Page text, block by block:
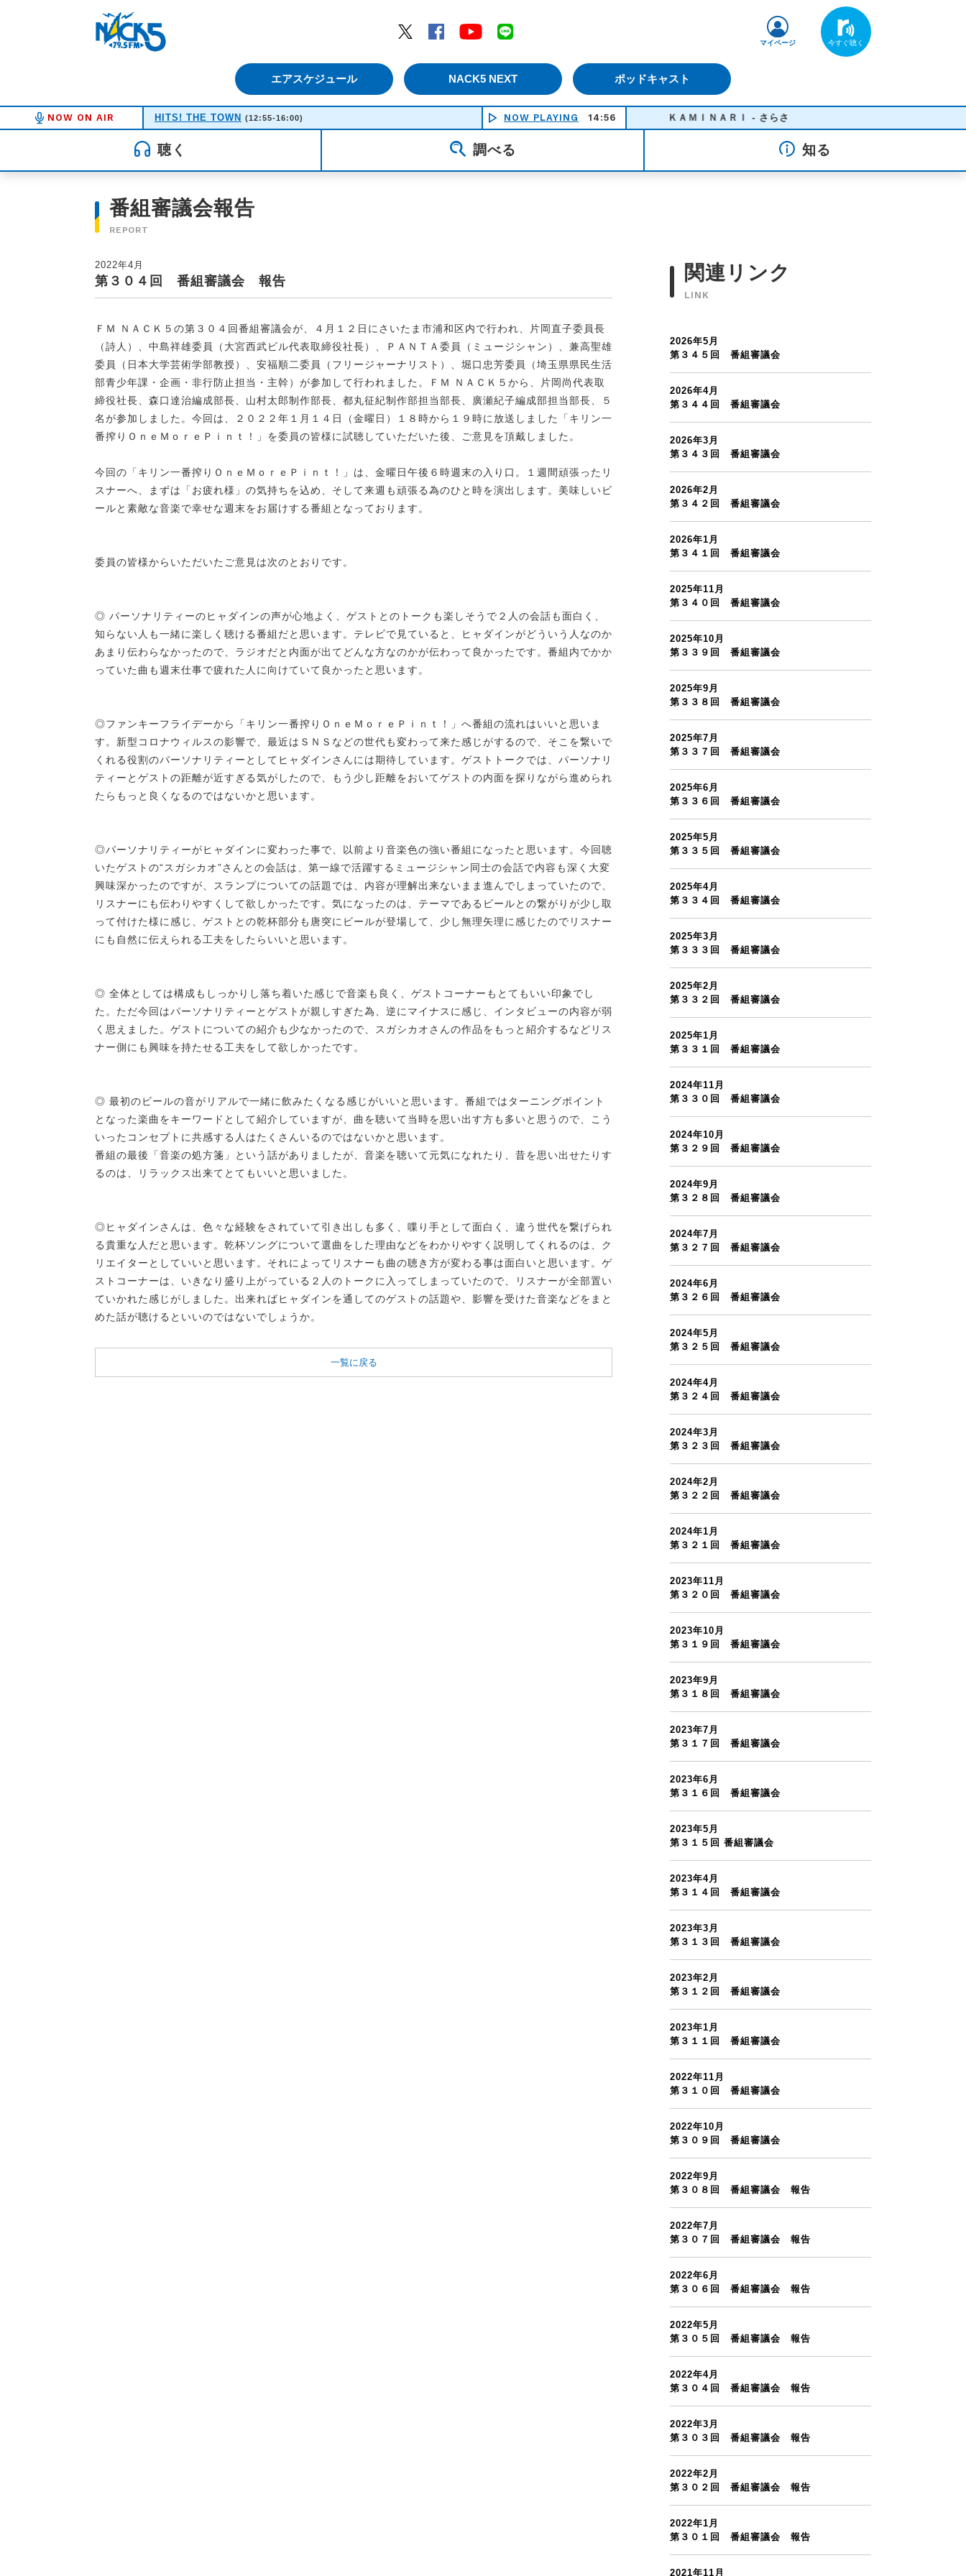
Twitter
Facebook YouTube
エアスケジュール NACK5 NEXT ポッドキャスト
マイページ
NOW ON AIR HITS! THE TOWN (12:55-16:00) NOW PLAYING 14:56 ＫＡＭＩＮＡＲＩ - さらさ
聴く 調べる 知る
番組審議会報告
REPORT
2022年4月
第３０４回 番組審議会 報告
ＦＭ ＮＡＣＫ５の第３０４回番組審議会が、４月１２日にさいたま市浦和区内で行われ、片岡直子委員長
（詩人）、中島祥雄委員（大宮西武ビル代表取締役社長）、ＰＡＮＴＡ委員（ミュージシャン）、兼高聖雄
委員（日本大学芸術学部教授）、安福順二委員（フリージャーナリスト）、堀口忠芳委員（埼玉県県民生活
部青少年課・企画・非行防止担当・主幹）が参加して行われました。ＦＭ ＮＡＣＫ５から、片岡尚代表取
締役社長、森口達治編成部長、山村太郎制作部長、都丸征紀制作部担当部長、廣瀬紀子編成部担当部長、５
名が参加しました。今回は、２０２２年１月１４日（金曜日）１８時から１９時に放送しました「キリン一
番搾りＯｎｅＭｏｒｅＰｉｎｔ！」を委員の皆様に試聴していただいた後、ご意見を頂戴しました。
今回の「キリン一番搾りＯｎｅＭｏｒｅＰｉｎｔ！」は、金曜日午後６時週末の入り口。１週間頑張ったリ
スナーへ、まずは「お疲れ様」の気持ちを込め、そして来週も頑張る為のひと時を演出します。美味しいビ
ールと素敵な音楽で幸せな週末をお届けする番組となっております。
委員の皆様からいただいたご意見は次のとおりです。
◎ パーソナリティーのヒャダインの声が心地よく、ゲストとのトークも楽しそうで２人の会話も面白く、
知らない人も一緒に楽しく聴ける番組だと思います。テレビで見ていると、ヒャダインがどういう人なのか
あまり伝わらなかったので、ラジオだと内面が出てどんな方なのかが伝わって良かったです。番組内でかか
っていた曲も週末仕事で疲れた人に向けていて良かったと思います。
◎ファンキーフライデーから「キリン一番搾りＯｎｅＭｏｒｅＰｉｎｔ！」へ番組の流れはいいと思いま
す。新型コロナウィルスの影響で、最近はＳＮＳなどの世代も変わって来た感じがするので、そこを繋いで
くれる役割のパーソナリティーとしてヒャダインさんには期待しています。ゲストトークでは、パーソナリ
ティーとゲストの距離が近すぎる気がしたので、もう少し距離をおいてゲストの内面を探りながら進められ
たらもっと良くなるのではないかと思います。
◎パーソナリティーがヒャダインに変わった事で、以前より音楽色の強い番組になったと思います。今回聴
いたゲストの“スガシカオ”さんとの会話は、第一線で活躍するミュージシャン同士の会話で内容も深く大変
興味深かったのですが、スランプについての話題では、内容が理解出来ないまま進んでしまっていたので、
リスナーにも伝わりやすくして欲しかったです。気になったのは、テーマであるビールとの繋がりが少し取
って付けた様に感じ、ゲストとの乾杯部分も唐突にビールが登場して、少し無理矢理に感じたのでリスナー
にも自然に伝えられる工夫をしたらいいと思います。
◎ 全体としては構成もしっかりし落ち着いた感じで音楽も良く、ゲストコーナーもとてもいい印象でし
た。ただ今回はパーソナリティーとゲストが親しすぎた為、逆にマイナスに感じ、インタビューの内容が弱
く思えました。ゲストについての紹介も少なかったので、スガシカオさんの作品をもっと紹介するなどリス
ナー側にも興味を持たせる工夫をして欲しかったです。
◎ 最初のビールの音がリアルで一緒に飲みたくなる感じがいいと思います。番組ではターニングポイント
となった楽曲をキーワードとして紹介していますが、曲を聴いて当時を思い出す方も多いと思うので、こう
いったコンセプトに共感する人はたくさんいるのではないかと思います。
番組の最後「音楽の処方箋」という話がありましたが、音楽を聴いて元気になれたり、昔を思い出せたりす
るのは、リラックス出来てとてもいいと思いました。
◎ヒャダインさんは、色々な経験をされていて引き出しも多く、喋り手として面白く、違う世代を繋げられ
る貴重な人だと思います。乾杯ソングについて選曲をした理由などをわかりやすく説明してくれるのは、ク
リエイターとしていいと思います。それによってリスナーも曲の聴き方が変わる事は面白いと思います。ゲ
ストコーナーは、いきなり盛り上がっている２人のトークに入ってしまっていたので、リスナーが全部置い
ていかれた感じがしました。出来ればヒャダインを通してのゲストの話題や、影響を受けた音楽などをまと
めた話が聴けるといいのではないでしょうか。
一覧に戻る
関連リンク
LINK
2026年5月
第３４５回 番組審議会
2026年4月
第３４４回 番組審議会
2026年3月
第３４３回 番組審議会
2026年2月
第３４２回 番組審議会
2026年1月
第３４１回 番組審議会
2025年11月
第３４０回 番組審議会
2025年10月
第３３９回 番組審議会
2025年9月
第３３８回 番組審議会
2025年7月
第３３７回 番組審議会
2025年6月
第３３６回 番組審議会
2025年5月
第３３５回 番組審議会
2025年4月
第３３４回 番組審議会
2025年3月
第３３３回 番組審議会
2025年2月
第３３２回 番組審議会
2025年1月
第３３１回 番組審議会
2024年11月
第３３０回 番組審議会
2024年10月
第３２９回 番組審議会
2024年9月
第３２８回 番組審議会
2024年7月
第３２７回 番組審議会
2024年6月
第３２６回 番組審議会
2024年5月
第３２５回 番組審議会
2024年4月
第３２４回 番組審議会
2024年3月
第３２３回 番組審議会
2024年2月
第３２２回 番組審議会
2024年1月
第３２１回 番組審議会
2023年11月
第３２０回 番組審議会
2023年10月
第３１９回 番組審議会
2023年9月
第３１８回 番組審議会
2023年7月
第３１７回 番組審議会
2023年6月
第３１６回 番組審議会
2023年5月
第３１５回 番組審議会
2023年4月
第３１４回 番組審議会
2023年3月
第３１３回 番組審議会
2023年2月
第３１２回 番組審議会
2023年1月
第３１１回 番組審議会
2022年11月
第３１０回 番組審議会
2022年10月
第３０９回 番組審議会
2022年9月
第３０８回 番組審議会 報告
2022年7月
第３０７回 番組審議会 報告
2022年6月
第３０６回 番組審議会 報告
2022年5月
第３０５回 番組審議会 報告
2022年4月
第３０４回 番組審議会 報告
2022年3月
第３０３回 番組審議会 報告
2022年2月
第３０２回 番組審議会 報告
2022年1月
第３０１回 番組審議会 報告
2021年11月